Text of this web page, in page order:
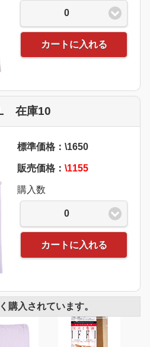
0
カートに入れる
在庫10
標準価格：\1650
販売価格： \1155
購入数
0
カートに入れる
購入されています。